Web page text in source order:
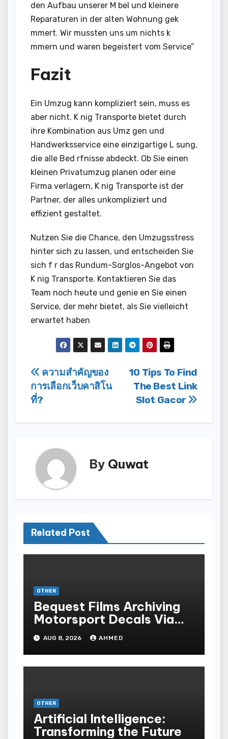
den Aufbau unserer M bel und kleinere
Reparaturen in der alten Wohnung gek
mmert. Wir mussten uns um nichts k
mmern und waren begeistert vom Service”
Fazit
Ein Umzug kann kompliziert sein, muss es
aber nicht. K nig Transporte bietet durch
ihre Kombination aus Umz gen und
Handwerksservice eine einzigartige L sung,
die alle Bed rfnisse abdeckt. Ob Sie einen
kleinen Privatumzug planen oder eine
Firma verlagern, K nig Transporte ist der
Partner, der alles unkompliziert und
effizient gestaltet.
Nutzen Sie die Chance, den Umzugsstress
hinter sich zu lassen, und entscheiden Sie
sich f r das Rundum-Sorglos-Angebot von
K nig Transporte. Kontaktieren Sie das
Team noch heute und genie en Sie einen
Service, der mehr bietet, als Sie vielleicht
erwartet haben
Post
navigation
10 Tips To Find
The Best Link
Slot Gacor
ความสำคัญของ
การเลือกเว็บคาสิโน
ที่?
By Quwat
Related Post
OTHER
Bequest Films Archiving
Motorsport Decals Via
Ancient Vinyl Alchemy
AUG 8, 2026 AHMED
OTHER
Artificial Intelligence:
Transforming the Future